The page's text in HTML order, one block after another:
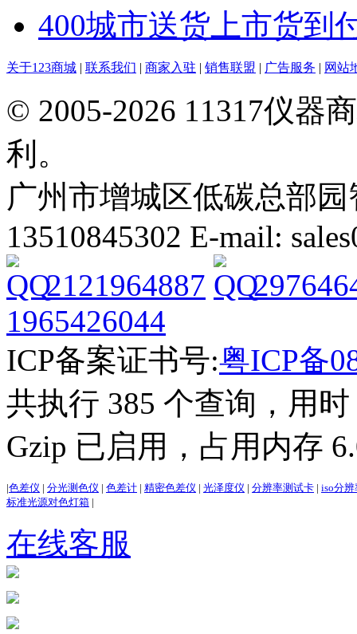
400城市送货上市货到
关于123商城 | 联系我们 | 商家入驻 | 销售联盟 | 广告服务 | 网站
© 2005-2026 11317仪器
利。
广州市增城区低碳总部
13510845302 E-mail:
2121964887
1965426044
ICP备案证书号:粤ICP备
共执行 385 个查询，用
Gzip 已启用，占用内存
|色差仪 | 分光测色仪 | 色差计 | 精密色差仪 | 光泽度仪 | 分辨率测试卡 | iso分
标准光源对色灯箱 |
在线客服